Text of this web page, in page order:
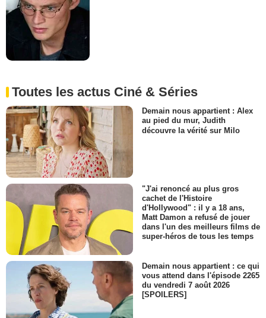
Toutes les actus Ciné & Séries
Demain nous appartient : Alex
au pied du mur, Judith
découvre la vérité sur Milo
"J'ai renoncé au plus gros
cachet de l'Histoire
d'Hollywood" : il y a 18 ans,
Matt Damon a refusé de jouer
dans l'un des meilleurs films de
super-héros de tous les temps
Demain nous appartient : ce qui
vous attend dans l'épisode 2265
du vendredi 7 août 2026
[SPOILERS]